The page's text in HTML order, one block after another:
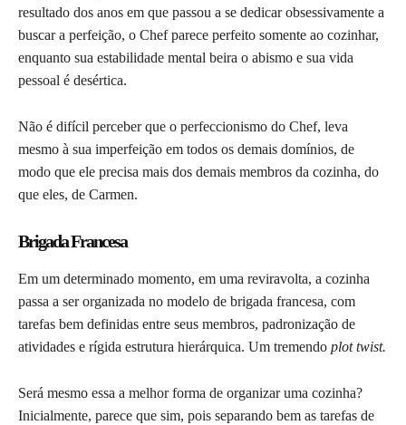
resultado dos anos em que passou a se dedicar obsessivamente a
buscar a perfeição, o Chef parece perfeito somente ao cozinhar,
enquanto sua estabilidade mental beira o abismo e sua vida
pessoal é desértica.
Não é difícil perceber que o perfeccionismo do Chef, leva
mesmo à sua imperfeição em todos os demais domínios, de
modo que ele precisa mais dos demais membros da cozinha, do
que eles, de Carmen.
Brigada Francesa
Em um determinado momento, em uma reviravolta, a cozinha
passa a ser organizada no modelo de brigada francesa, com
tarefas bem definidas entre seus membros, padronização de
atividades e rígida estrutura hierárquica. Um tremendo plot twist.
Será mesmo essa a melhor forma de organizar uma cozinha?
Inicialmente, parece que sim, pois separando bem as tarefas de